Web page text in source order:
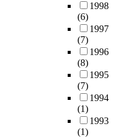
1998
(6)
1997
(7)
1996
(8)
1995
(7)
1994
(1)
1993
(1)